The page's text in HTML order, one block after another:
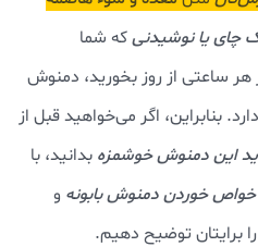
چای یا نوشیدنیکه شما
هر ساعتی از روز بخورید، دمنوش
دارد. بنابراین، اگر می‌خواهید قبل از
این دمنوش خوشمزه بدانید، با
خواص خوردن دمنوش بابونه و
برایتان توضیح دهیم.